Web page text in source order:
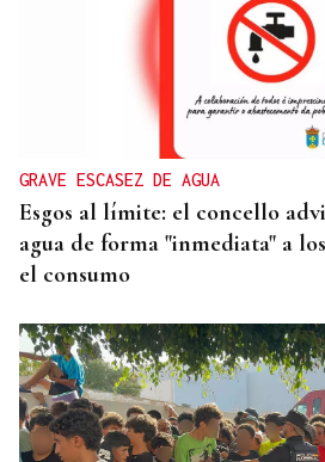
GRAVE ESCASEZ DE AGUA
Esgos al límite: el concello
agua de forma "inmediata" a
el consumo